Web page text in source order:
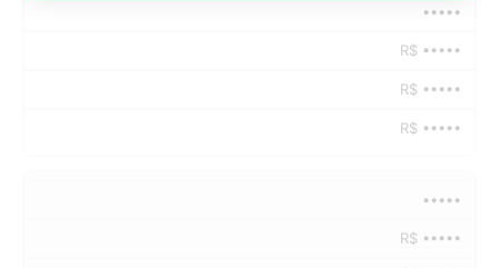
•••••
R$ •••••
R$ •••••
R$ •••••
•••••
R$ •••••